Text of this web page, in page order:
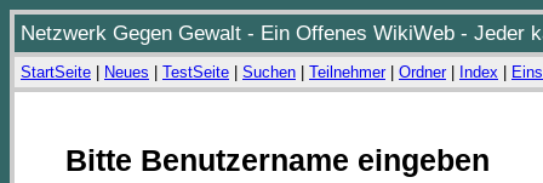
Netzwerk Gegen Gewalt - Ein Offenes WikiWeb - Jeder
StartSeite Neues TestSeite Suchen Teilnehmer| Ordner| Index
Bitte Benutzername eingeben